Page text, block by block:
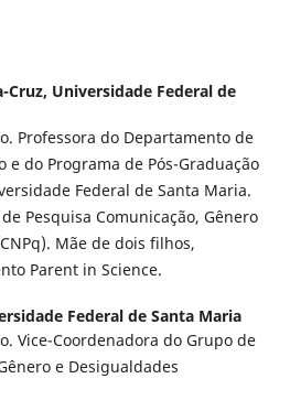
Cruz, Universidade Federal de
Professora do Departamento de
e do Programa de Pós-Graduação
Federal de Santa Maria.
Pesquisa Comunicação, Gênero
Mãe de dois filhos,
Parent in Science.
Federal de Santa Maria
Vice-Coordenadora do Grupo de
e Desigualdades